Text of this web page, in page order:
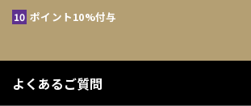
ポイント10%付与
よくあるご質問